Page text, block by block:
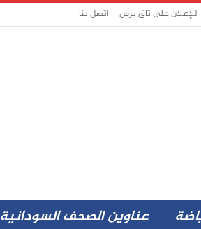
للإعلان على تاق برس اتصل بنا
عناوين الصحف السودانية